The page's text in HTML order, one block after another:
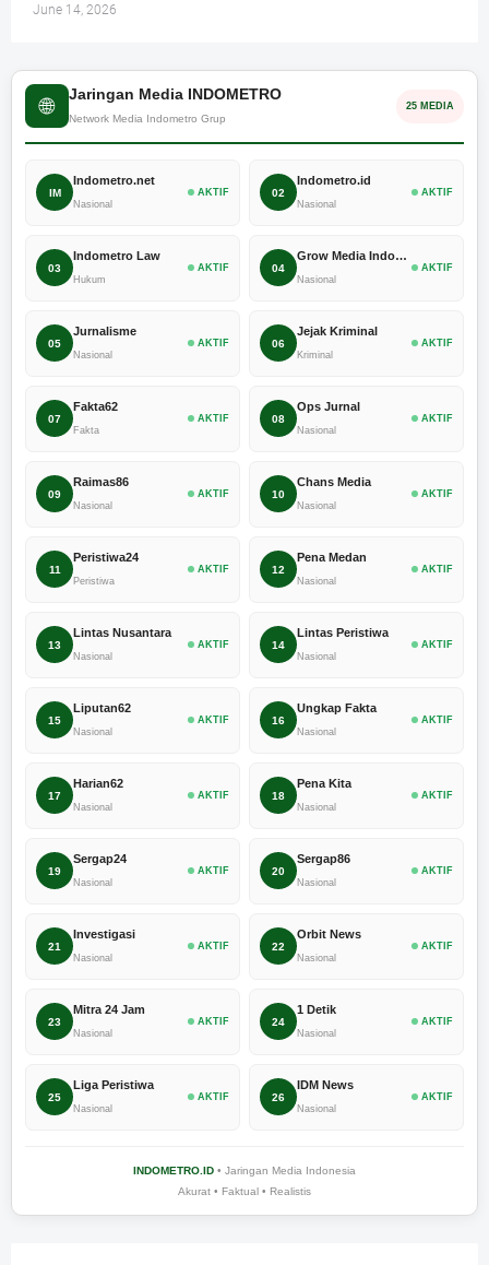
June 14, 2026
🌐
Jaringan Media INDOMETRO
Network Media Indometro Grup
25 MEDIA
IM
Indometro.net
Nasional
AKTIF 02
Indometro.id
Nasional
AKTIF
03
Indometro Law
Hukum
AKTIF 04
Grow Media Indonesia
Nasional
AKTIF
05
Jurnalisme
Nasional
AKTIF 06
Jejak Kriminal
Kriminal
AKTIF
07
Fakta62
Fakta
AKTIF 08
Ops Jurnal
Nasional
AKTIF
09
Raimas86
Nasional
AKTIF 10
Chans Media
Nasional
AKTIF
11
Peristiwa24
Peristiwa
AKTIF 12
Pena Medan
Nasional
AKTIF
13
Lintas Nusantara
Nasional
AKTIF 14
Lintas Peristiwa
Nasional
AKTIF
15
Liputan62
Nasional
AKTIF 16
Ungkap Fakta
Nasional
AKTIF
17
Harian62
Nasional
AKTIF 18
Pena Kita
Nasional
AKTIF
19
Sergap24
Nasional
AKTIF 20
Sergap86
Nasional
AKTIF
21
Investigasi
Nasional
AKTIF 22
Orbit News
Nasional
AKTIF
23
Mitra 24 Jam
Nasional
AKTIF 24
1 Detik
Nasional
AKTIF
25
Liga Peristiwa
Nasional
AKTIF 26
IDM News
Nasional
AKTIF
INDOMETRO.ID • Jaringan Media Indonesia
Akurat • Faktual • Realistis